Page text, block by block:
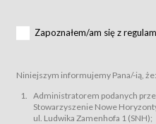
za pośrednictwem Serwisu;
podmiotom z branży mediów i
Bilety – wybrane dokumenty
Usługodawcą i uprawniające do
przewidziane przez Usługodawcę
do uczestnictwa w wielu albo w
Zapoznałem/am się z
Niniejszym informujemy Pana/-ią, że:
Administratorem podanych
Stowarzyszenie Nowe
ul. Ludwika Zamenhofa 1 (SNH);